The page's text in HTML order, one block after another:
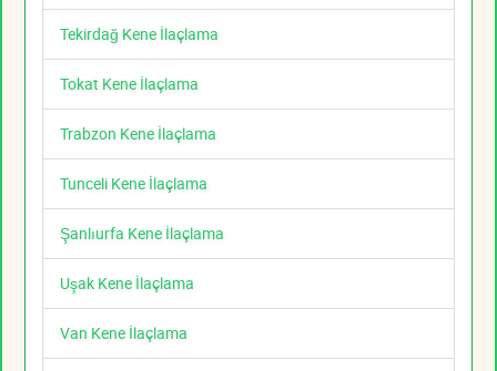
Tekirdağ Kene İlaçlama
Tokat Kene İlaçlama
Trabzon Kene İlaçlama
Tunceli Kene İlaçlama
Şanlıurfa Kene İlaçlama
Uşak Kene İlaçlama
Van Kene İlaçlama